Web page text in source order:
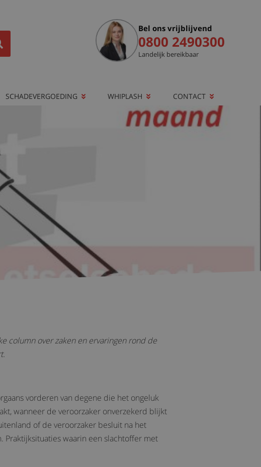
Bel ons vrijblijvend
0800 2490300
Landelijk bereikbaar
SCHADEVERGOEDING WHIPLASH CONTACT
column over zaken en ervaringen rond de
vorderen van degene die het ongeluk
wanneer de veroorzaker onverzekerd blijkt
of de veroorzaker besluit na het
Praktijksituaties waarin een slachtoffer met